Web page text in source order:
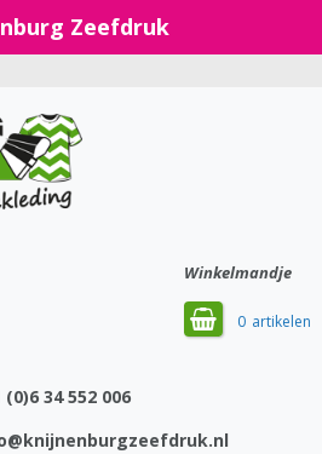
Zeefdruk
Winkelmandje
0
(0)6 34 552 006